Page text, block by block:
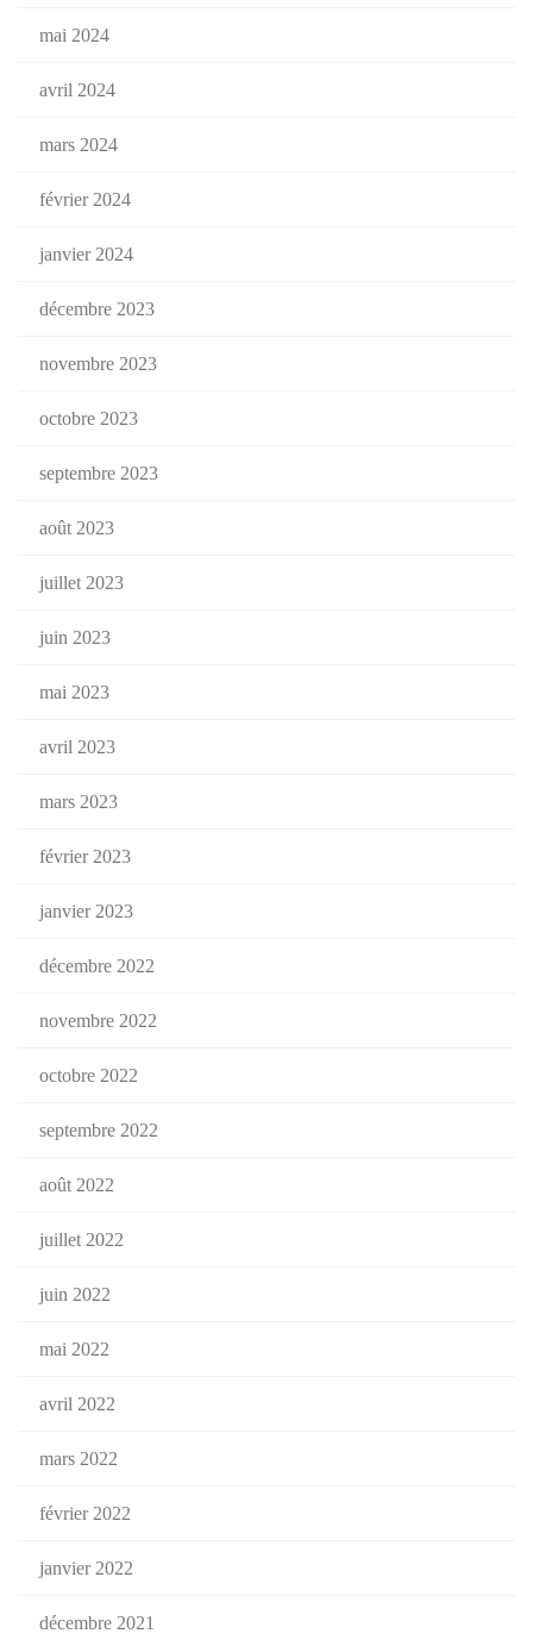
mai 2024
avril 2024
mars 2024
février 2024
janvier 2024
décembre 2023
novembre 2023
octobre 2023
septembre 2023
août 2023
juillet 2023
juin 2023
mai 2023
avril 2023
mars 2023
février 2023
janvier 2023
décembre 2022
novembre 2022
octobre 2022
septembre 2022
août 2022
juillet 2022
juin 2022
mai 2022
avril 2022
mars 2022
février 2022
janvier 2022
décembre 2021